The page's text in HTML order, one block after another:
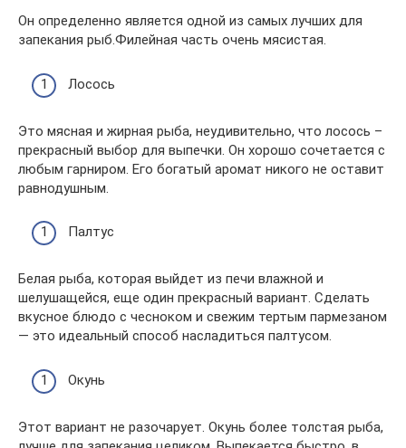
Он определенно является одной из самых лучших для
запекания рыб.Филейная часть очень мясистая.
Лосось
Это мясная и жирная рыба, неудивительно, что лосось –
прекрасный выбор для выпечки. Он хорошо сочетается с
любым гарниром. Его богатый аромат никого не оставит
равнодушным.
Палтус
Белая рыба, которая выйдет из печи влажной и
шелушащейся, еще один прекрасный вариант. Сделать
вкусное блюдо с чесноком и свежим тертым пармезаном
— это идеальный способ насладиться палтусом.
Окунь
Этот вариант не разочарует. Окунь более толстая рыба,